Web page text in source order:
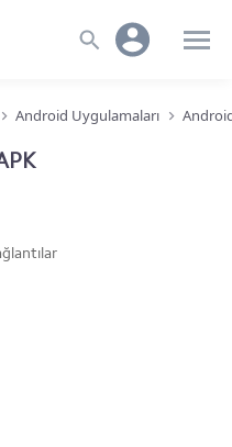
Android Uygulamaları